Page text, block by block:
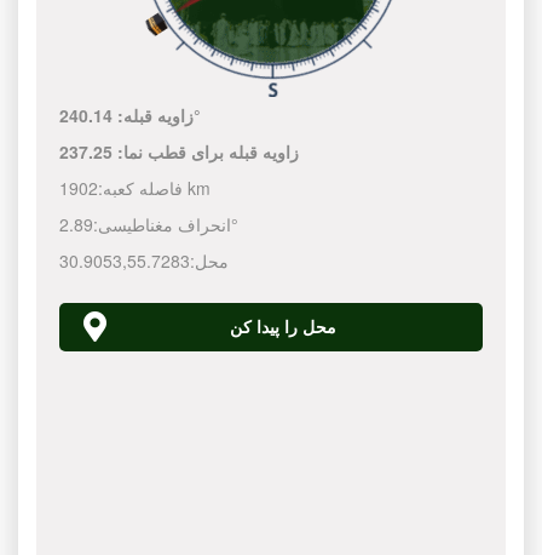
زاویه قبله:240.14°
زاویه قبله برای قطب نما: 237.25
فاصله کعبه: 1902 km
انحراف مغناطیسی:2.89°
محل:
30.9053,55.7283
محل را پیدا کن